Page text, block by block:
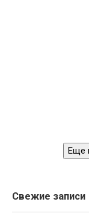
Еще
Свежие записи